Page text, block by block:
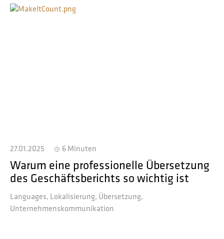
27.01.2025 6 Minuten
Warum eine professionelle Übersetzung
des Geschäftsberichts so wichtig ist
Languages Lokalisierung Übersetzung
Unternehmenskommunikation